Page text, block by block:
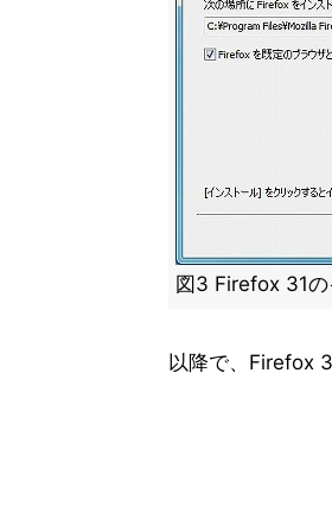
図3 Firefox 31
以降で、Firefox